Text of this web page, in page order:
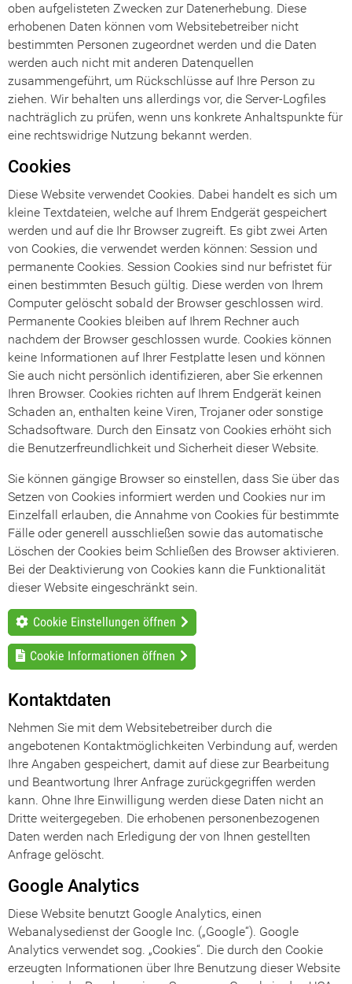
oben aufgelisteten Zwecken zur Datenerhebung. Diese
erhobenen Daten können vom Websitebetreiber nicht
bestimmten Personen zugeordnet werden und die Daten
werden auch nicht mit anderen Datenquellen
zusammengeführt, um Rückschlüsse auf Ihre Person zu
ziehen. Wir behalten uns allerdings vor, die Server-Logfiles
nachträglich zu prüfen, wenn uns konkrete Anhaltspunkte für
eine rechtswidrige Nutzung bekannt werden.
Cookies
Diese Website verwendet Cookies. Dabei handelt es sich um
kleine Textdateien, welche auf Ihrem Endgerät gespeichert
werden und auf die Ihr Browser zugreift. Es gibt zwei Arten
von Cookies, die verwendet werden können: Session und
permanente Cookies. Session Cookies sind nur befristet für
einen bestimmten Besuch gültig. Diese werden von Ihrem
Computer gelöscht sobald der Browser geschlossen wird.
Permanente Cookies bleiben auf Ihrem Rechner auch
nachdem der Browser geschlossen wurde. Cookies können
keine Informationen auf Ihrer Festplatte lesen und können
Sie auch nicht persönlich identifizieren, aber Sie erkennen
Ihren Browser. Cookies richten auf Ihrem Endgerät keinen
Schaden an, enthalten keine Viren, Trojaner oder sonstige
Schadsoftware. Durch den Einsatz von Cookies erhöht sich
die Benutzerfreundlichkeit und Sicherheit dieser Website.
Sie können gängige Browser so einstellen, dass Sie über das
Setzen von Cookies informiert werden und Cookies nur im
Einzelfall erlauben, die Annahme von Cookies für bestimmte
Fälle oder generell ausschließen sowie das automatische
Löschen der Cookies beim Schließen des Browser aktivieren.
Bei der Deaktivierung von Cookies kann die Funktionalität
dieser Website eingeschränkt sein.
Cookie Einstellungen öffnen
Cookie Informationen öffnen
Kontaktdaten
Nehmen Sie mit dem Websitebetreiber durch die
angebotenen Kontaktmöglichkeiten Verbindung auf, werden
Ihre Angaben gespeichert, damit auf diese zur Bearbeitung
und Beantwortung Ihrer Anfrage zurückgegriffen werden
kann. Ohne Ihre Einwilligung werden diese Daten nicht an
Dritte weitergegeben. Die erhobenen personenbezogenen
Daten werden nach Erledigung der von Ihnen gestellten
Anfrage gelöscht.
Google Analytics
Diese Website benutzt Google Analytics, einen
Webanalysedienst der Google Inc. („Google“). Google
Analytics verwendet sog. „Cookies“. Die durch den Cookie
erzeugten Informationen über Ihre Benutzung dieser Website